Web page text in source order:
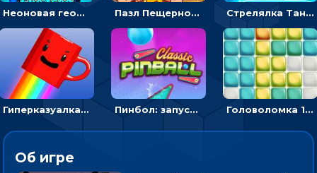
Неоновая геометрия: прыгай через препятствия и собирай шары Пазл Пещерного человека: сложи фрагменты и получи картинку Стрелялка Танковые войны: бить по танку врага, чтобы уничтожить зло
Гиперказуалка Летающая чашка кофе: двигаться и собирать кубики сахара Пинбол: запускать шарик, чтобы выбивать очки Головоломка 10х10
Об игре